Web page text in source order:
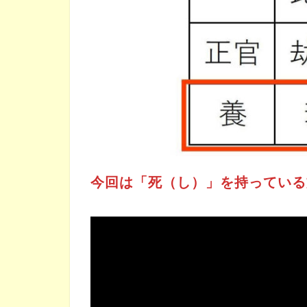
今回は「死（し）」を持ってい